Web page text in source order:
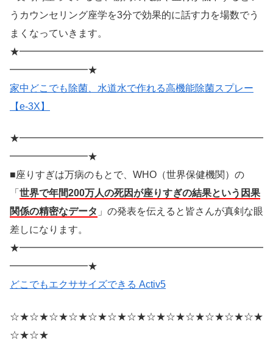
うカウンセリング座学を3分で効果的に話す力を場数でう
まくなっていきます。
★━━━━━━━━━━━━━━━━━━━━━━━━━
━━━━━━━━★
家中どこでも除菌、水道水で作れる高機能除菌スプレー
【e-3X】
★━━━━━━━━━━━━━━━━━━━━━━━━━
━━━━━━━━★
■座りすぎは万病のもとで、WHO（世界保健機関）の
「 世界で年間200万人の死因が座りすぎの結果という因果
関係の精密なデータ 」の発表を伝えると皆さんが真剣な眼
差しになります。
★━━━━━━━━━━━━━━━━━━━━━━━━━
━━━━━━━━★
どこでもエクササイズできる Activ5
☆★☆★☆★☆★☆★☆★☆★☆★☆★☆★☆★☆★☆★
☆★☆★